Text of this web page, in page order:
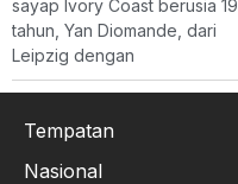
sayap Ivory Coast berusia 19
tahun, Yan Diomande, dari
Leipzig dengan
Tempatan
Nasional